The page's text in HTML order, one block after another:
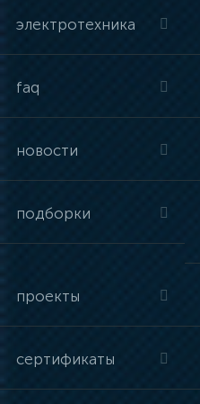
электротехника
faq
новости
подборки
проекты
сертификаты